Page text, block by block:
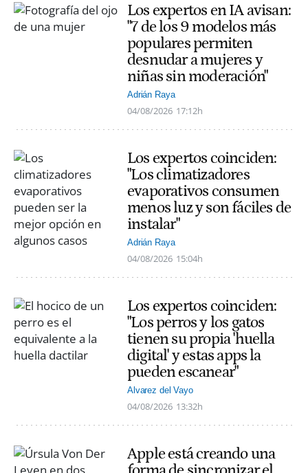
Los expertos en IA avisan:
"7 de los 9 modelos más
populares permiten
desnudar a mujeres y
niñas sin moderación"
Adrián Raya
04/08/2026 17:12h
Los expertos coinciden:
"Los climatizadores
evaporativos consumen
menos luz y son fáciles de
instalar"
Adrián Raya
04/08/2026 15:04h
Los expertos coinciden:
"Los perros y los gatos
tienen su propia 'huella
digital' y estas apps la
pueden escanear"
Alvarez del Vayo
04/08/2026 13:32h
Apple está creando una